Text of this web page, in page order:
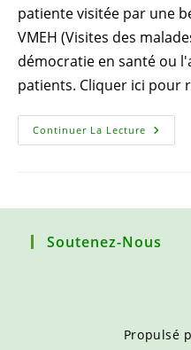
patiente visitée par une
VMEH (Visites des
démocratie en santé ou
patients. Cliquer ici pour
Continuer La Lecture Marie-
France
Eu
D’avoir
L’envie
Soutenez-Nous
Propulsé